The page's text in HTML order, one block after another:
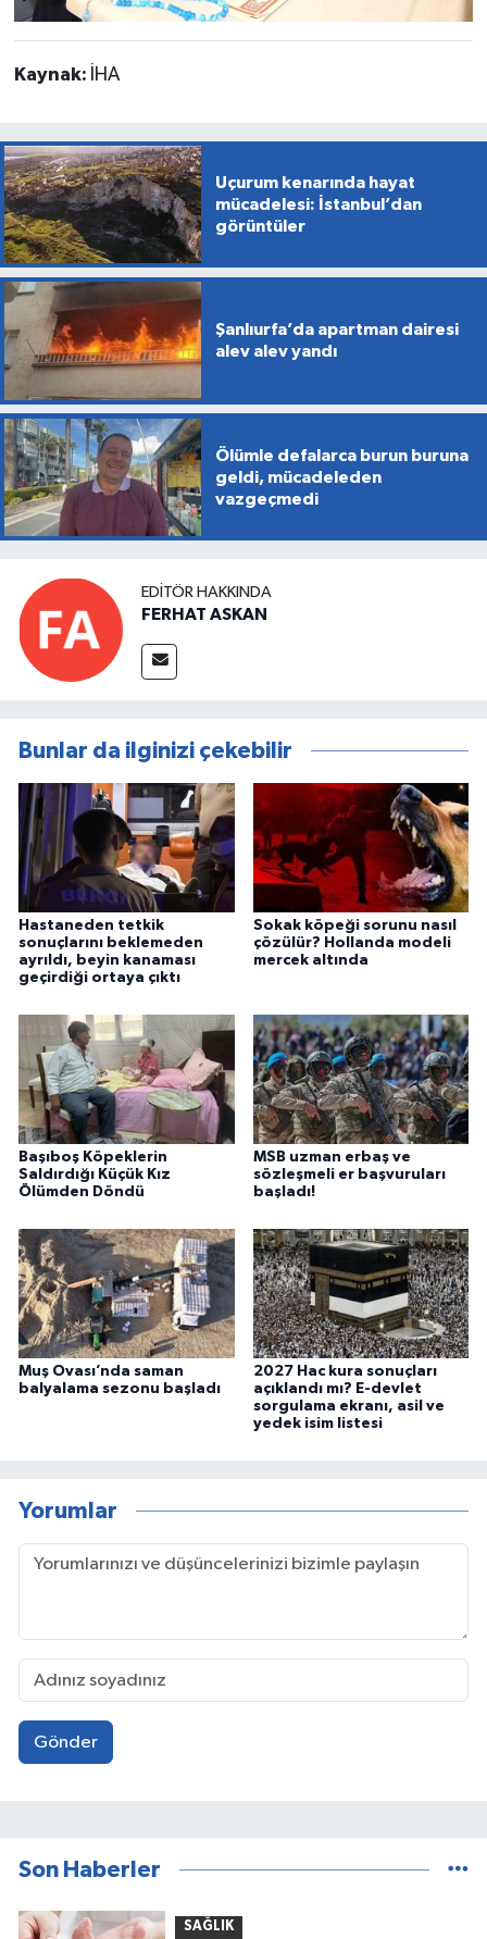
Kaynak: İHA
Uçurum kenarında hayat
mücadelesi: İstanbul’dan
görüntüler
Şanlıurfa’da apartman dairesi
alev alev yandı
Ölümle defalarca burun buruna
geldi, mücadeleden
vazgeçmedi
EDITÖR HAKKINDA
FERHAT ASKAN
Bunlar da ilginizi çekebilir
Hastaneden tetkik
sonuçlarını beklemeden
ayrıldı, beyin kanaması
geçirdiği ortaya çıktı
Sokak köpeği sorunu nasıl
çözülür? Hollanda modeli
mercek altında
Başıboş Köpeklerin
Saldırdığı Küçük Kız
Ölümden Döndü
MSB uzman erbaş ve
sözleşmeli er başvuruları
başladı!
Muş Ovası’nda saman
balyalama sezonu başladı
2027 Hac kura sonuçları
açıklandı mı? E-devlet
sorgulama ekranı, asil ve
yedek isim listesi
Yorumlar
Gönder
Son Haberler
SAĞLIK